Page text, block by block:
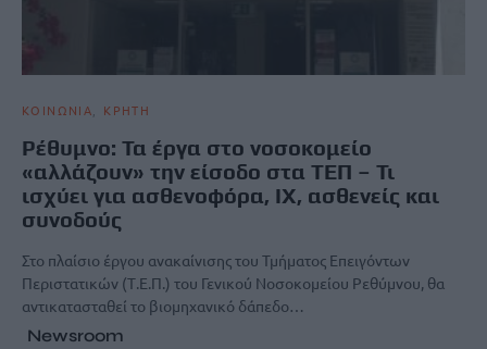
ΚΟΙΝΩΝΙΑ ΚΡΗΤΗ
Ρέθυμνο: Τα έργα στο νοσοκομείο
«αλλάζουν» την είσοδο στα ΤΕΠ – Τι
ισχύει για ασθενοφόρα, ΙΧ, ασθενείς και
συνοδούς
Στο πλαίσιο έργου ανακαίνισης του Τμήματος Επειγόντων
Περιστατικών (Τ.Ε.Π.) του Γενικού Νοσοκομείου Ρεθύμνου, θα
αντικατασταθεί το βιομηχανικό δάπεδο…
Newsroom